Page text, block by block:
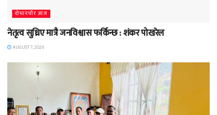
दाेभानचाैर आज
नेतृत्व सुध्रिए मात्रै जनविश्वास फर्किन्छ : शंकर पोखरेल
AUGUST 7, 2026